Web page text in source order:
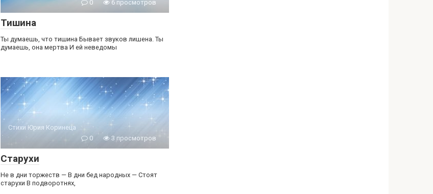
0
6 просмотров
Тишина
Ты думаешь, что тишина Бывает звуков лишена. Ты
думаешь, она мертва И ей неведомы
Стихи Юрия Коринеца
0
3 просмотров
Старухи
Не в дни торжеств — В дни бед народных — Стоят
старухи В подворотнях,